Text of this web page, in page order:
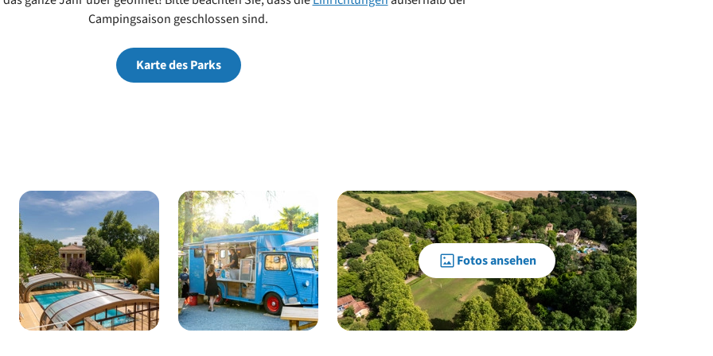
Campingsaison geschlossen sind.
Karte des Parks
Fotos ansehen